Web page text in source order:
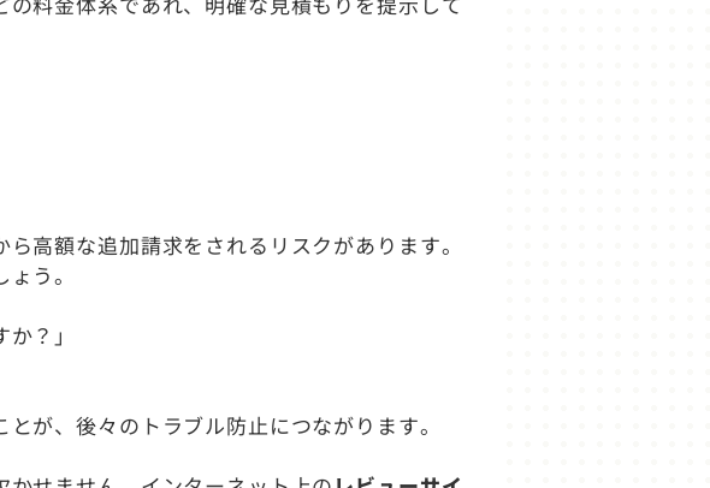
高額な追加請求をされるリスクがあります。
う。
？」
が、後々のトラブル防止につながります。